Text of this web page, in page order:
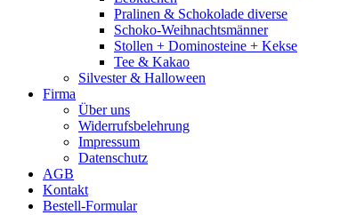
Pralinen & Schokolade diverse
Schoko-Weihnachtsmänner
Stollen + Dominosteine + Kekse
Tee & Kakao
Silvester & Halloween
Firma
Über uns
Widerrufsbelehrung
Impressum
Datenschutz
AGB
Kontakt
Bestell-Formular